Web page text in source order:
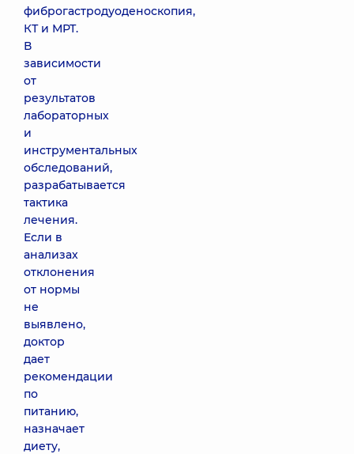
фиброгастродуоденоскопия,
КТ и МРТ.
В
зависимости
от
результатов
лабораторных
и
инструментальных
обследований,
разрабатывается
тактика
лечения.
Если в
анализах
отклонения
от нормы
не
выявлено,
доктор
дает
рекомендации
по
питанию,
назначает
диету,